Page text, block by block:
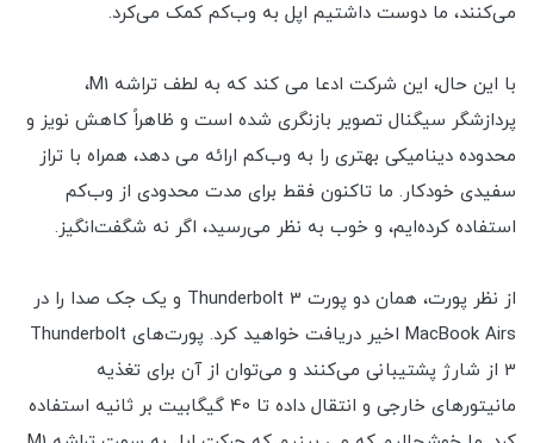
می‌کنند، ما دوست داشتیم اپل به وب‌کم کمک می‌کرد.
با این حال، این شرکت ادعا می کند که به لطف تراشه M1،
پردازشگر سیگنال تصویر بازنگری شده است و ظاهراً کاهش نویز و
محدوده دینامیکی بهتری را به وب‌کم ارائه می دهد، همراه با تراز
سفیدی خودکار. ما تاکنون فقط برای مدت محدودی از وب‌کم
استفاده کرده‌ایم، و خوب به نظر می‌رسید، اگر نه شگفت‌انگیز.
از نظر پورت، همان دو پورت Thunderbolt 3 و یک جک صدا را در
MacBook Airs اخیر دریافت خواهید کرد. پورت‌های Thunderbolt
3 از شارژ پشتیبانی می‌کنند و می‌توان از آن برای تغذیه
مانیتورهای خارجی و انتقال داده تا 40 گیگابیت بر ثانیه استفاده